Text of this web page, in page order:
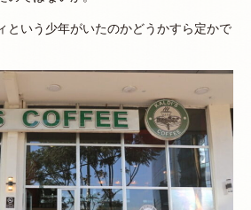
という少年がいたのかどうかすら定かで